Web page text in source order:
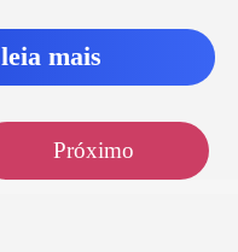
mais
Próximo